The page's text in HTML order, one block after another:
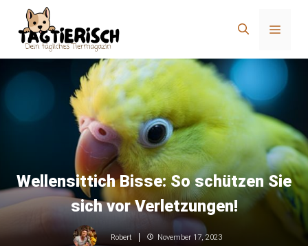
Inhalt
springen
Menü
Wellensittich Bisse: So schützen Sie
sich vor Verletzungen!
Robert November 17, 2023